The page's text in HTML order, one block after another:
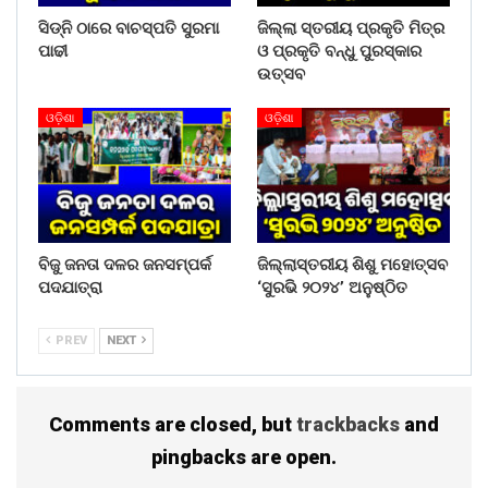
Share on:
WhatsApp
ସିଡ୍‌ନି ଠାରେ ବାଚସ୍ପତି ସୁରମା
ପାଢୀ
ଜିଲ୍ଲା ସ୍ତରୀୟ ପ୍ରକୃତି ମିତ୍ର
ଓ ପ୍ରକୃତି ବନ୍ଧୁ ପୁରସ୍କାର
ଉତ୍ସବ
ଓଡ଼ିଶା
ବିଜୁ ଜନତା ଦଳର ଜନସମ୍ପର୍କ
ପଦଯାତ୍ରା
ଓଡ଼ିଶା
ଜିଲ୍ଲାସ୍ତରୀୟ ଶିଶୁ ମହୋତ୍ସବ
‘ସୁରଭି ୨୦୨୪’ ଅନୁଷ୍ଠିତ
PREV NEXT
Comments are closed, buttrackbacks and
pingbacks are open.